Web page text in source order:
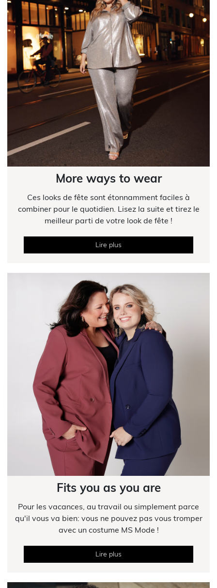
More ways to wear
Ces looks de fête sont étonnamment faciles à
combiner pour le quotidien. Lisez la suite et tirez le
meilleur parti de votre look de fête !
Lire plus
Fits you as you are
Pour les vacances, au travail ou simplement parce
qu'il vous va bien: vous ne pouvez pas vous tromper
avec un costume MS Mode !
Lire plus